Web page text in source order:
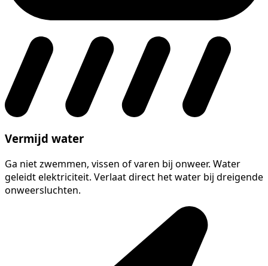
Vermijd water
Ga niet zwemmen, vissen of varen bij onweer. Water
geleidt elektriciteit. Verlaat direct het water bij dreigende
onweersluchten.